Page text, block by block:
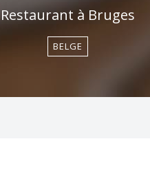
Restaurant à Bruges
BELGE